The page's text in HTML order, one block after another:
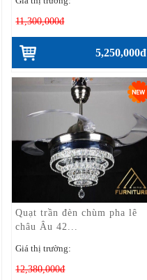
11,300,000đ
5,250,000đ
Quạt trần đèn chùm pha lê
châu Âu 42...
Giá thị trường:
12,380,000đ